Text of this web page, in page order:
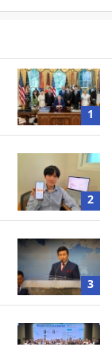
1
2
3